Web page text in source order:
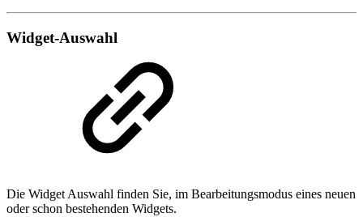
Widget-Auswahl
Die Widget Auswahl finden Sie, im Bearbeitungsmodus eines neuen
oder schon bestehenden Widgets.